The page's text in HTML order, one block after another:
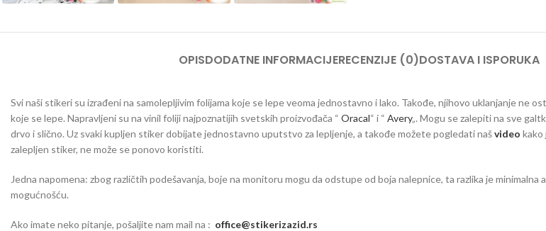
OPISDODATNE INFORMACIJERECENZIJE (0)DOSTAVA I ISPORUKA
Svi naši stikeri su izrađeni na samolepljivim folijama koje se lepe veoma jednostavno i lako. Takođe, njihovo uklanjanje ne
koje se lepe. Napravljeni su na vinil foliji najpoznatijih svetskih proizvođača “ Oracal“ i “ Avery„. Mogu se zalepiti na sve
drvo i slično. Uz svaki kupljen stiker dobijate jednostavno uputstvo za lepljenje, a takođe možete pogledati našvideo kako
zalepljen stiker, ne može se ponovo koristiti.
Jedna napomena: zbog različtih podešavanja, boje na monitoru mogu da odstupe od boja nalepnice, ta razlika je minimalna
mogućnošću.
Ako imate neko pitanje, pošaljite nam mail na : office@stikerizazid.rs